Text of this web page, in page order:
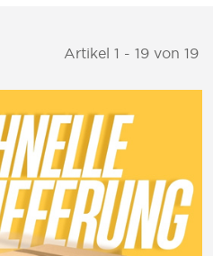
Artikel 1 - 19 von 19